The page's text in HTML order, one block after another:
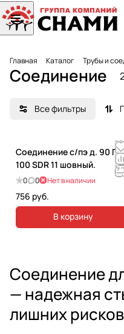
Главная Каталог Трубы и
Соединение
Все фильтры
Соединение с/пэ д. 90 ПЭ
100 SDR 11 шовный.
0 0 Нет в наличии
756 руб.
В корзину
Соединение
— надежная
лишних рисков